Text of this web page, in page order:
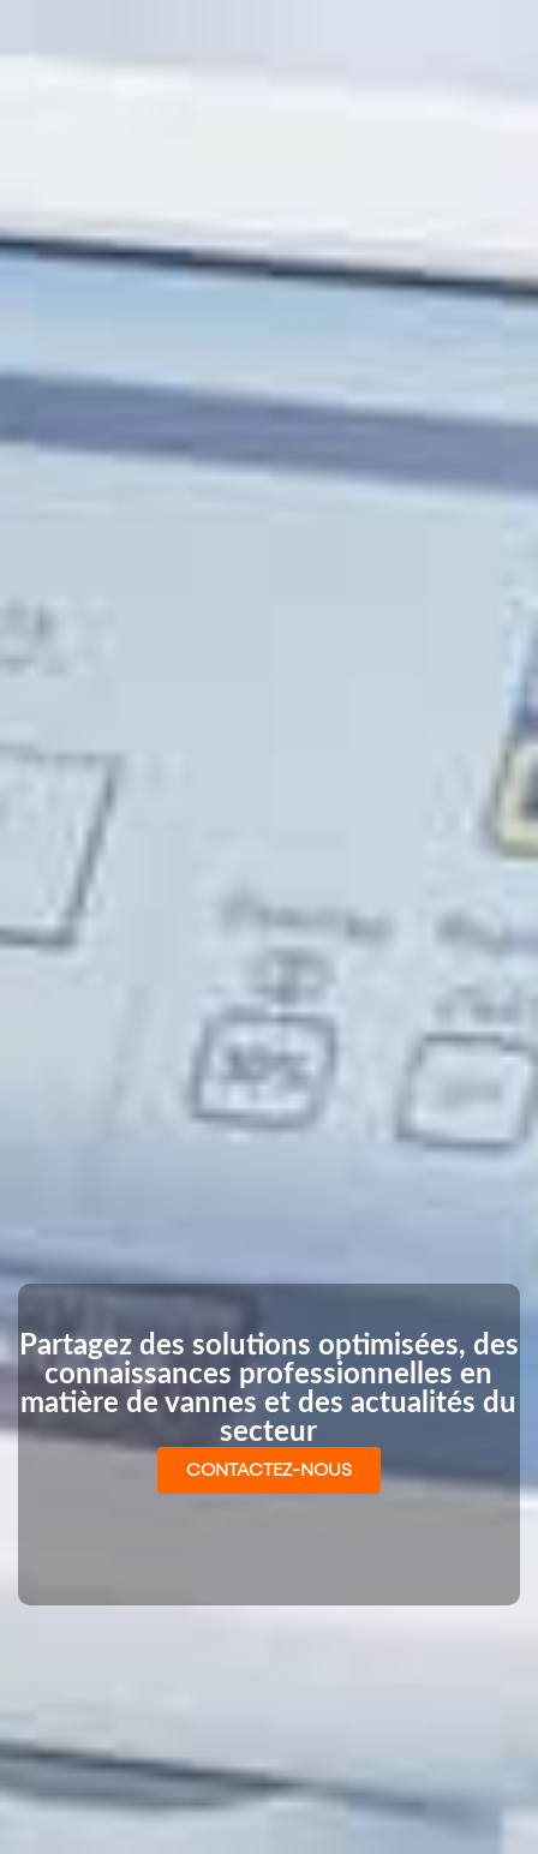
Partagez des solutions optimisées, des
connaissances professionnelles en
matière de vannes et des actualités du
secteur
CONTACTEZ-NOUS